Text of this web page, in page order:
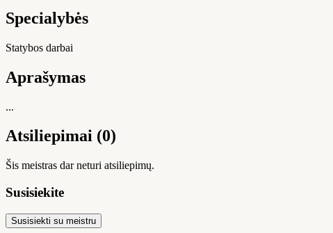
Specialybės
Statybos darbai
Aprašymas
...
Atsiliepimai (0)
Šis meistras dar neturi atsiliepimų.
Susisiekite
Susisiekti su meistru